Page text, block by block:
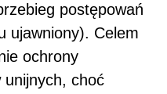
postępowań
ujawniony). Celem
ochrony
unijnych, choć